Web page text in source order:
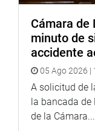
Cámara de
minuto de
accidente
05 Ago 2026 |
A solicitud de
la bancada de
de la Cámara...